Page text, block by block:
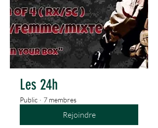
Les 24h
Public · 7 membres
Rejoindre